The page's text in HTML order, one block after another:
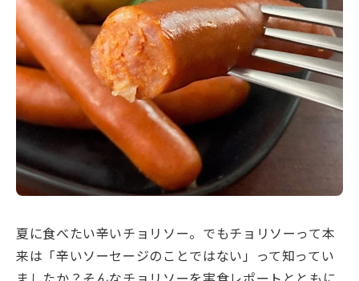
夏に食べたい辛いチョリソー。でもチョリソーって本
来は「辛いソーセージのことではない」って知ってい